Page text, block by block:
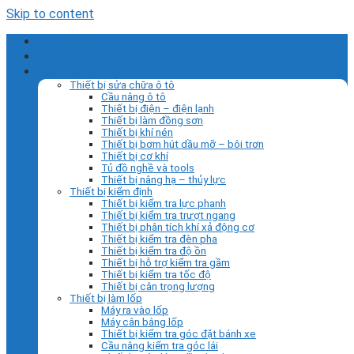
Skip to content
Thiết bị sửa chữa ô tô
Cầu nâng ô tô
Thiết bị điện – điện lạnh
Thiết bị làm đồng sơn
Thiết bị khí nén
Thiết bị bơm hút dầu mỡ – bôi trơn
Thiết bị cơ khí
Tủ đồ nghề và tools
Thiết bị nâng hạ – thủy lực
Thiết bị kiểm định
Thiết bị kiểm tra lực phanh
Thiết bị kiểm tra trượt ngang
Thiết bị phân tích khí xả động cơ
Thiết bị kiểm tra đèn pha
Thiết bị kiểm tra độ ồn
Thiết bị hỗ trợ kiểm tra gầm
Thiết bị kiểm tra tốc độ
Thiết bị cân trọng lượng
Thiết bị làm lốp
Máy ra vào lốp
Máy cân bằng lốp
Thiết bị kiểm tra góc đặt bánh xe
Cầu nâng kiểm tra góc lái